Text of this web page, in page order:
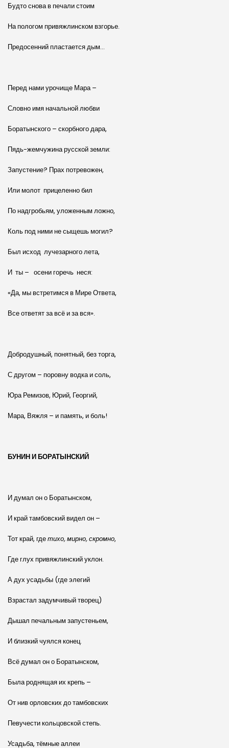
Будто снова в печали стоим
На пологом привяжлинском взгорье.
Предосенний пластается дым…
Перед нами урочище Мара –
Словно имя начальной любви
Боратынского – скорбного дара,
Пядь-жемчужина русской земли:
Запустение? Прах потревожен,
Или молот прицеленно бил
По надгробьям, уложенным ложно,
Коль под ними не сыщешь могил?
Был исход лучезарного лета,
И ты – осени горечь неся:
«Да, мы встретимся в Мире Ответа,
Все ответят за всё и за вся».
Добродушный, понятный, без торга,
С другом – поровну водка и соль,
Юра Ремизов, Юрий, Георгий,
Мара, Вяжля – и память, и боль!
БУНИН И БОРАТЫНСКИЙ
И думал он о Боратынском,
И край тамбовский видел он –
Тот край, гдетихо, мирно, скромно,
Где глух привяжлинский уклон.
А дух усадьбы (где элегий
Взрастал задумчивый творец)
Дышал печальным запустеньем,
И близкий чуялся конец.
Всё думал он о Боратынском,
Была роднящая их крепь –
От нив орловских до тамбовских
Певучести кольцовской степь.
Усадьба, тёмные аллеи